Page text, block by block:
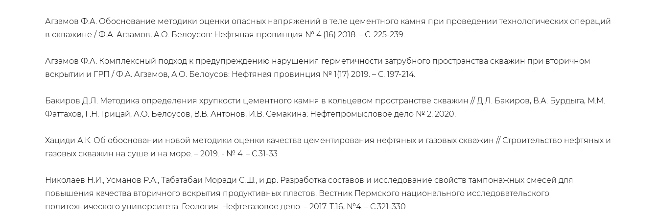
Агзамов Ф.А. Обоснование методики оценки опасных напряжений в теле цементного камня при проведении технологических операций
в скважине / Ф.А. Агзамов, А.О. Белоусов: Нефтяная провинция № 4 (16) 2018. – С. 225-239.
Агзамов Ф.А. Комплексный подход к предупреждению нарушения герметичности затрубного пространства скважин при вторичном
вскрытии и ГРП / Ф.А. Агзамов, А.О. Белоусов: Нефтяная провинция № 1(17) 2019. – С. 197-214.
Бакиров Д.Л. Методика определения хрупкости цементного камня в кольцевом пространстве скважин // Д.Л. Бакиров, В.А. Бурдыга, М.М.
Фаттахов, Г.Н. Грицай, А.О. Белоусов, В.В. Антонов, И.В. Семакина: Нефтепромысловое дело № 2. 2020.
Хациди А.К. Об обосновании новой методики оценки качества цементирования нефтяных и газовых скважин // Строительство нефтяных и
газовых скважин на суше и на море. – 2019. - № 4. – С.31-33
Николаев Н.И., Усманов Р.А., Табатабаи Моради С.Ш., и др. Разработка составов и исследование свойств тампонажных смесей для
повышения качества вторичного вскрытия продуктивных пластов. Вестник Пермского национального исследовательского
политехнического университета. Геология. Нефтегазовое дело. – 2017. Т.16, №4. – С.321-330